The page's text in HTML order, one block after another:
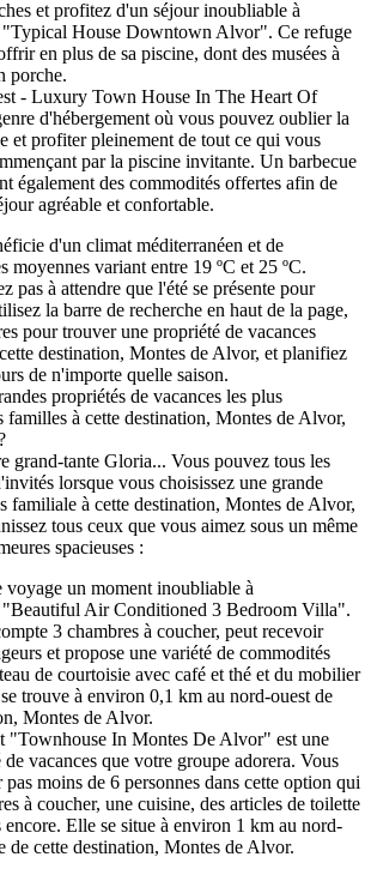
et profitez d'un séjour inoubliable à
"Typical House Downtown Alvor". Ce refuge
en plus de sa piscine, dont des musées à
porche.
- Luxury Town House In The Heart Of
d'hébergement où vous pouvez oublier la
et profiter pleinement de tout ce qui vous
par la piscine invitante. Un barbecue
également des commodités offertes afin de
agréable et confortable.
d'un climat méditerranéen et de
moyennes variant entre 19 ºC et 25 ºC.
pas à attendre que l'été se présente pour
la barre de recherche en haut de la page,
pour trouver une propriété de vacances
destination, Montes de Alvor, et planifiez
de n'importe quelle saison.
propriétés de vacances les plus
familles à cette destination, Montes de Alvor,
grand-tante Gloria... Vous pouvez tous les
lorsque vous choisissez une grande
familiale à cette destination, Montes de Alvor,
tous ceux que vous aimez sous un même
spacieuses :
voyage un moment inoubliable à
"Beautiful Air Conditioned 3 Bedroom Villa".
3 chambres à coucher, peut recevoir
et propose une variété de commodités
de courtoisie avec café et thé et du mobilier
trouve à environ 0,1 km au nord-ouest de
Montes de Alvor.
"Townhouse In Montes De Alvor" est une
vacances que votre groupe adorera. Vous
moins de 6 personnes dans cette option qui
à coucher, une cuisine, des articles de toilette
encore. Elle se situe à environ 1 km au nord-
de cette destination, Montes de Alvor.